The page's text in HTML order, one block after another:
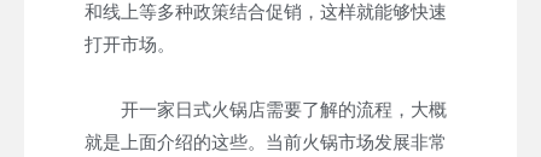
和线上等多种政策结合促销，这样就能够快速
打开市场。
开一家日式火锅店需要了解的流程，大概
就是上面介绍的这些。当前火锅市场发展非常